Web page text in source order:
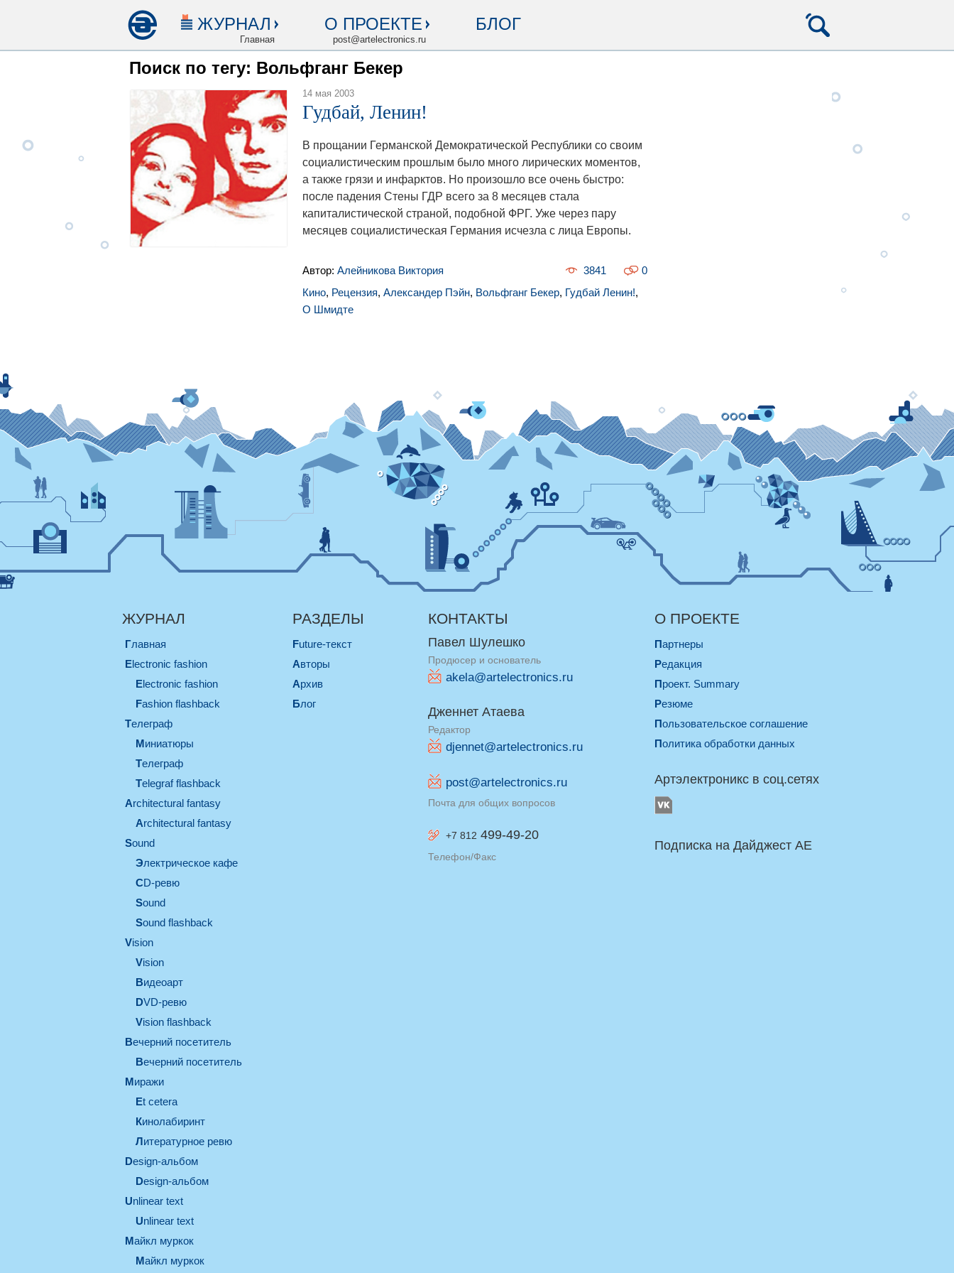
ЖУРНАЛ
Главная
О ПРОЕКТЕ
post@artelectronics.ru
БЛОГ
Поиск по тегу: Вольфганг Бекер
14 мая 2003
Гудбай, Ленин!
В прощании Германской Демократической Республики со своим
социалистическим прошлым было много лирических моментов,
а также грязи и инфарктов. Но произошло все очень быстро:
после падения Стены ГДР всего за 8 месяцев стала
капиталистической страной, подобной ФРГ. Уже через пару
месяцев социалистическая Германия исчезла с лица Европы.
Автор: Алейникова Виктория 0
3841
Кино, Рецензия, Александер Пэйн, Вольфганг Бекер, Гудбай Ленин!,
О Шмидте
ЖУРНАЛ
Главная
electronic fashion
electronic fashion
Fashion flashback
телеграф
миниатюры
телеграф
Telegraf flashback
architectural fantasy
architectural fantasy
sound
электрическое кафе
CD-ревю
sound
Sound flashback
vision
vision
видеоарт
DVD-ревю
Vision flashback
вечерний посетитель
вечерний посетитель
миражи
et cetera
кинолабиринт
литературное ревю
design-альбом
design-альбом
unlinear text
Unlinear text
майкл муркок
майкл муркок
РАЗДЕЛЫ
Future-текст
Авторы
Архив
Блог
КОНТАКТЫ
Павел Шулешко
Продюсер и основатель
akela@artelectronics.ru
Дженнет Атаева
Редактор
djennet@artelectronics.ru
post@artelectronics.ru
Почта для общих вопросов
+7 812 499-49-20
Телефон/Факс
О ПРОЕКТЕ
Партнеры
Редакция
Проект. Summary
Резюме
Пользовательское соглашение
Политика обработки данных
Артэлектроникс в соц.сетях
Подписка на Дайджест AE